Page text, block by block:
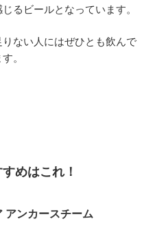
るビールとなっています。
ない人にはぜひとも飲んで
。
めはこれ！
アンカースチーム